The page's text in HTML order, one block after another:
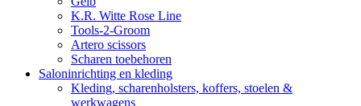
K.R. Witte Rose Line
Tools-2-Groom
Artero scissors
Scharen toebehoren
Salon­inrichting en kleding
Kleding, scharenholsters, koffers, stoelen &
werkwagens